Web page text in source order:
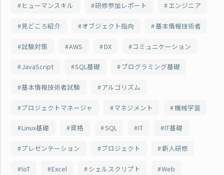
ヒューマンスキル 研修参加レポート エンジニア
見どころ紹介 オブジェクト指向 基本情報技術者
試験対策 AWS DX コミュニケーション
JavaScript SQL基礎 プログラミング基礎
基本情報技術者試験 アルゴリズム
プロジェクトマネージャ マネジメント 機械学習
Linux基礎 資格 SQL IT IT基礎
プレゼンテーション プロジェクト 新人研修
IoT Excel シェルスクリプト Web